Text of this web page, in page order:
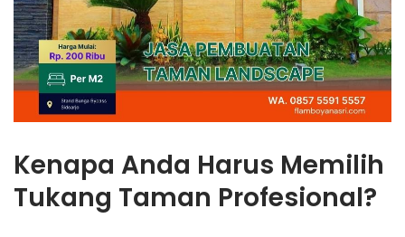
Kenapa Anda Harus Memilih
Tukang Taman Profesional?